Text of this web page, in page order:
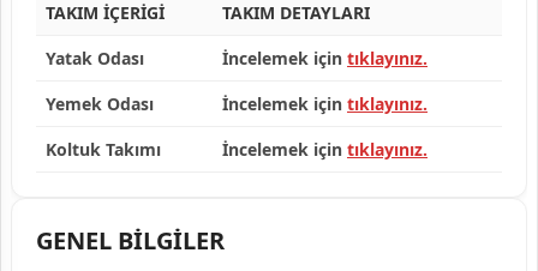
TAKIM İÇERİGİ
TAKIM DETAYLARI
Yatak Odası
İncelemek için tıklayınız.
Yemek Odası
İncelemek için tıklayınız.
Koltuk Takımı
İncelemek için tıklayınız.
GENEL BİLGİLER